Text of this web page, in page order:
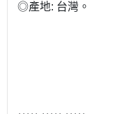
◎產地: 台灣。